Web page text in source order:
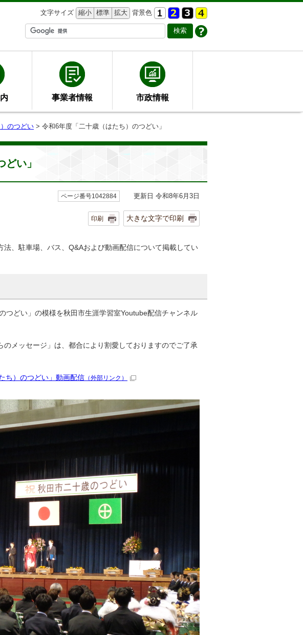
文字サイズ 縮小 標準 拡大 背景色
事業者情報 市政情報
のつどい > 令和6年度「二十歳（はたち）のつどい」
い」
ページ番号1042884 更新日 令和8年6月3日
印刷 大きな文字で印刷
、駐車場、バス、Q&Aおよび動画配信について掲載してい
つどい」の模様を秋田市生涯学習室Youtube配信チャンネル
メッセージ」は、都合により割愛しておりますのでご了承
ち）のつどい」動画配信 （外部リンク）